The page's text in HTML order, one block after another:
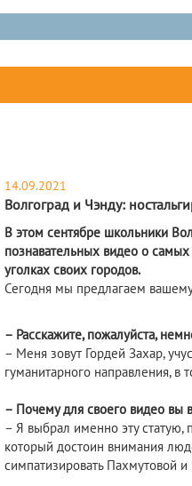
14.09.2021
Волгоград и Чэнду:
В этом сентябре школьники
познавательных видео о
уголках своих городов.
Сегодня мы предлагаем
– Расскажите, пожалуйста,
– Меня зовут Гордей Захар,
гуманитарного направления, в
– Почему для своего видео вы
– Я выбрал именно эту статую,
который достоин внимания
симпатизировать Пахмутовой